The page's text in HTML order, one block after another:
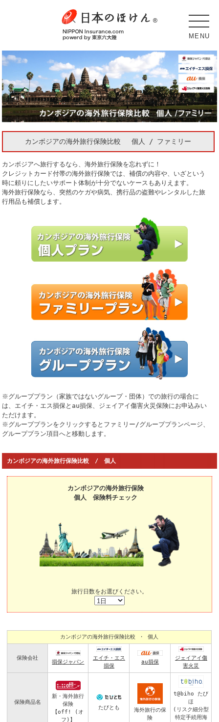
MENU
カンボジアの海外旅行保険比較 個人 / ファミリー
カンボジアへ旅行するなら、海外旅行保険を忘れずに！
クレジットカード付帯の海外旅行保険では、補償の内容や、いざという
時に頼りにしたいサポート体制が十分でないケースもありえます。
海外旅行保険なら、突然のケガや病気、携行品の盗難やレンタルした旅
行用品も補償します。
※グループプラン（家族ではないグループ・団体）での旅行の場合に
は、エイチ・エス損保とau損保、ジェイアイ傷害火災保険にお申込みい
ただけます。
※グループプランをクリックするとファミリー/グループプランページ、
グループプラン項目へと移動します。
カンボジアの海外旅行保険比較 / 個人
カンボジアの海外旅行保険
個人 保険料チェック
旅行日数をお選びください。
カンボジアの海外旅行保険比較 ・ 個人
保険会社
損保ジャパン
エイチ・エス
損保
au損保
ジェイアイ傷
害火災
保険商品名
新・海外旅行
保険
【off! (オ
フ)】
たびとも
海外旅行の保
険
t@biho たび
ほ
(リスク細分型
特定手続用海